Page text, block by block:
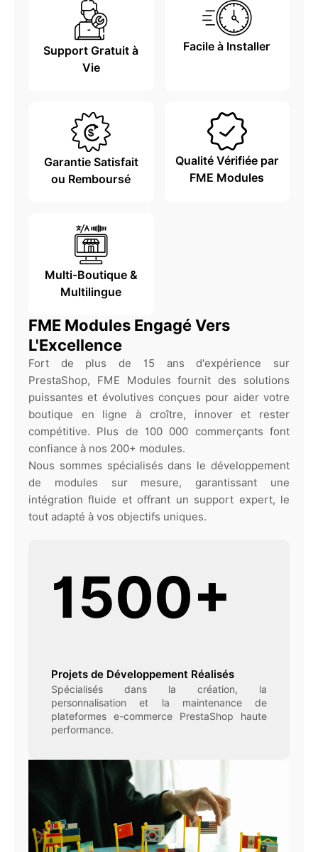
Support Gratuit à
Vie
Facile à Installer
Garantie Satisfait
ou Remboursé
Qualité Vérifiée par
FME Modules
Multi-Boutique &
Multilingue
FME Modules Engagé Vers
L'Excellence
Fort de plus de 15 ans d'expérience sur
PrestaShop, FME Modules fournit des solutions
puissantes et évolutives conçues pour aider votre
boutique en ligne à croître, innover et rester
compétitive. Plus de 100 000 commerçants font
confiance à nos 200+ modules.
Nous sommes spécialisés dans le développement
de modules sur mesure, garantissant une
intégration fluide et offrant un support expert, le
tout adapté à vos objectifs uniques.
1500+
Projets de Développement Réalisés
Spécialisés dans la création, la
personnalisation et la maintenance de
plateformes e-commerce PrestaShop haute
performance.